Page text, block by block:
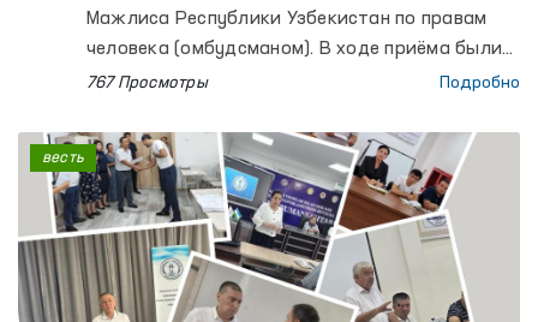
Мажлиса Республики Узбекистан по правам
человека (омбудсманом). В ходе приёма были
рассмотрены обращения по вопросам права
гражданско-правовых отношений, жилищных
вопросов, судебно-следственных процессов,
прав осуждённых и содержащихся под
стражей лиц, а также по другим правовым
вопросам.
767 Просмотры Подробно
весть